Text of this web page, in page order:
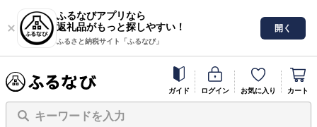
ふるなびアプリなら
返礼品がもっと探しやすい！
ふるさと納税サイト「ふるなび」
開く
ガイド ログイン お気に入り カート
キーワードを入力